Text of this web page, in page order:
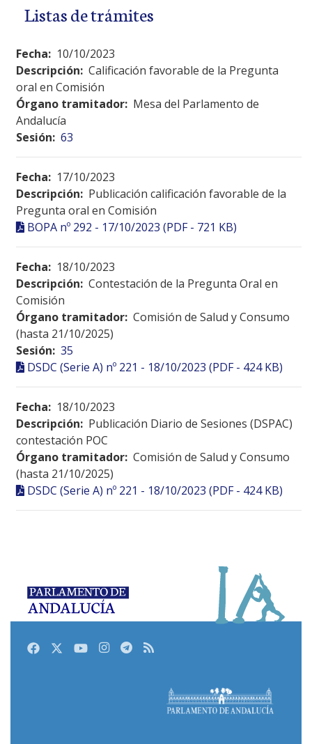
Listas de trámites
Fecha: 10/10/2023
Descripción: Calificación favorable de la Pregunta
oral en Comisión
Órgano tramitador: Mesa del Parlamento de
Andalucía
Sesión: 63
Fecha: 17/10/2023
Descripción: Publicación calificación favorable de la
Pregunta oral en Comisión
BOPA nº 292 - 17/10/2023 (PDF - 721 KB)
Fecha: 18/10/2023
Descripción: Contestación de la Pregunta Oral en
Comisión
Órgano tramitador: Comisión de Salud y Consumo
(hasta 21/10/2025)
Sesión: 35
DSDC (Serie A) nº 221 - 18/10/2023 (PDF - 424 KB)
Fecha: 18/10/2023
Descripción: Publicación Diario de Sesiones (DSPAC)
contestación POC
Órgano tramitador: Comisión de Salud y Consumo
(hasta 21/10/2025)
DSDC (Serie A) nº 221 - 18/10/2023 (PDF - 424 KB)
FacebookTwitterYoutubeInstagram
Telegram
RSS